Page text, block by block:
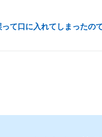
って口に入れてしまったの